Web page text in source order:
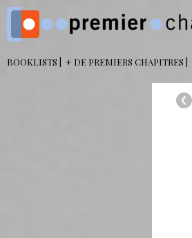
BOOKLISTS + DE PREMIERS CHAPITRES